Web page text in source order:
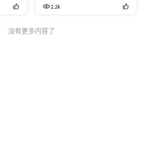
2.2k
没有更多内容了